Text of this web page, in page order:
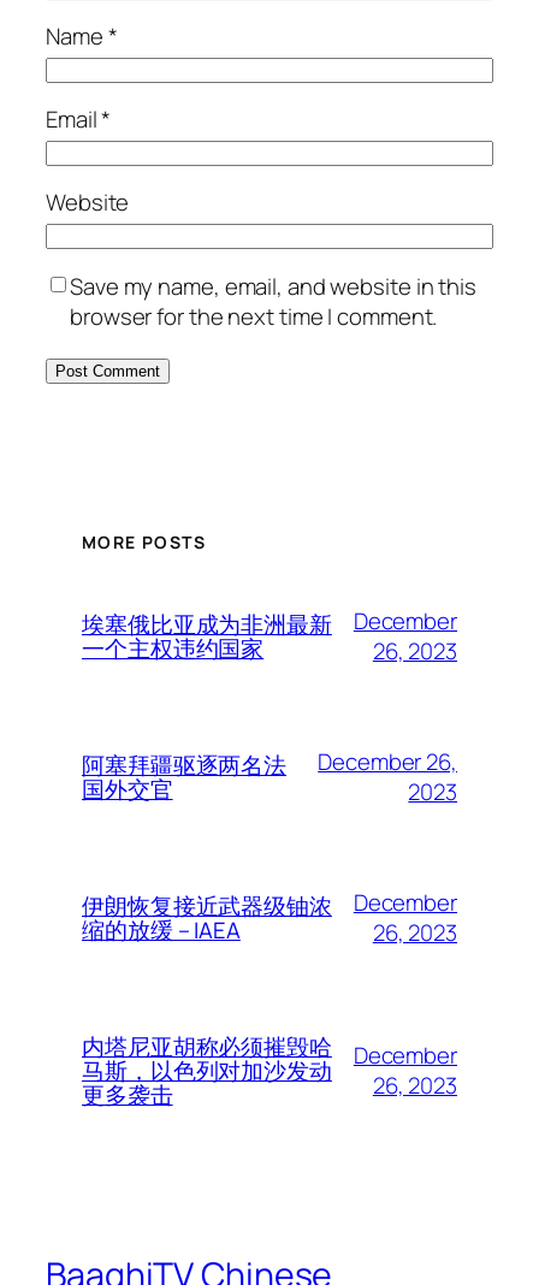
Name*
Email*
Website
Save my name, email, and website in this
browser for the next time I comment.
MORE POSTS
埃塞俄比亚成为非洲最新
一个主权违约国家
December
26, 2023
阿塞拜疆驱逐两名法
国外交官
December 26,
2023
伊朗恢复接近武器级铀浓
缩的放缓 – IAEA
December
26, 2023
内塔尼亚胡称必须摧毁哈
马斯，以色列对加沙发动
更多袭击
December
26, 2023
BaaghiTV Chinese